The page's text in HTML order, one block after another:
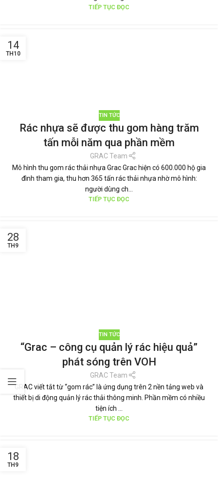
TIẾP TỤC ĐỌC
14
TH10
TIN TỨC
Rác nhựa sẽ được thu gom hàng trăm
tấn mỗi năm qua phần mềm
GRAC Team
Mô hình thu gom rác thải nhựa Grac Grac hiện có 600.000 hộ gia
đình tham gia, thu hơn 365 tấn rác thải nhựa nhờ mô hình:
người dùng ch...
TIẾP TỤC ĐỌC
28
TH9
TIN TỨC
“Grac – công cụ quản lý rác hiệu quả”
phát sóng trên VOH
GRAC Team
GRAC viết tắt từ “gom rác” là ứng dụng trên 2 nền tảng web và
thiết bị di động quản lý rác thải thông minh. Phần mềm có nhiều
tiện ích ...
TIẾP TỤC ĐỌC
18
TH9